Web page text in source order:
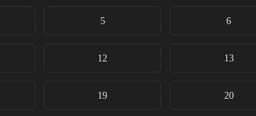
5 6
12 13
19 20